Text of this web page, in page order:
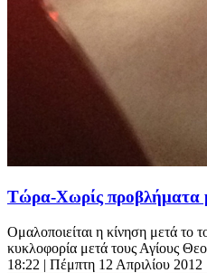
Τώρα-Χωρίς προβλήματα
Ομαλοποιείται η κίνηση μετά το
κυκλοφορία μετά τους Αγίους
18:22 | Πέμπτη 12 Απριλίου 2012